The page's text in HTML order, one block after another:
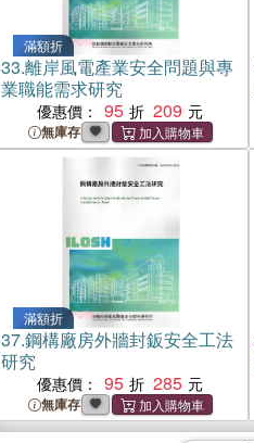
滿額折
33.離岸風電產業安全問題與專
業職能需求研究
優惠價： 95 209
無庫存
滿額折
37.鋼構廠房外牆封鈑安全工法
研究
優惠價： 95 285
無庫存